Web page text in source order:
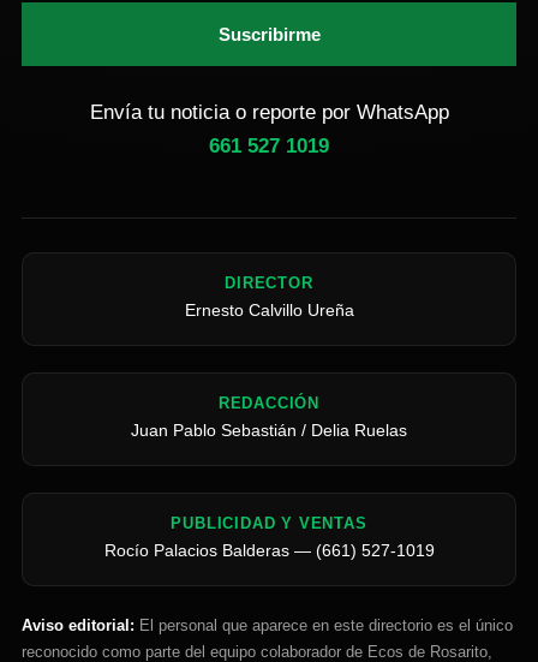
Suscribirme
Envía tu noticia o reporte por WhatsApp
661 527 1019
DIRECTOR
Ernesto Calvillo Ureña
REDACCIÓN
Juan Pablo Sebastián / Delia Ruelas
PUBLICIDAD Y VENTAS
Rocío Palacios Balderas — (661) 527-1019
Aviso editorial: El personal que aparece en este directorio es el único
reconocido como parte del equipo colaborador de Ecos de Rosarito,